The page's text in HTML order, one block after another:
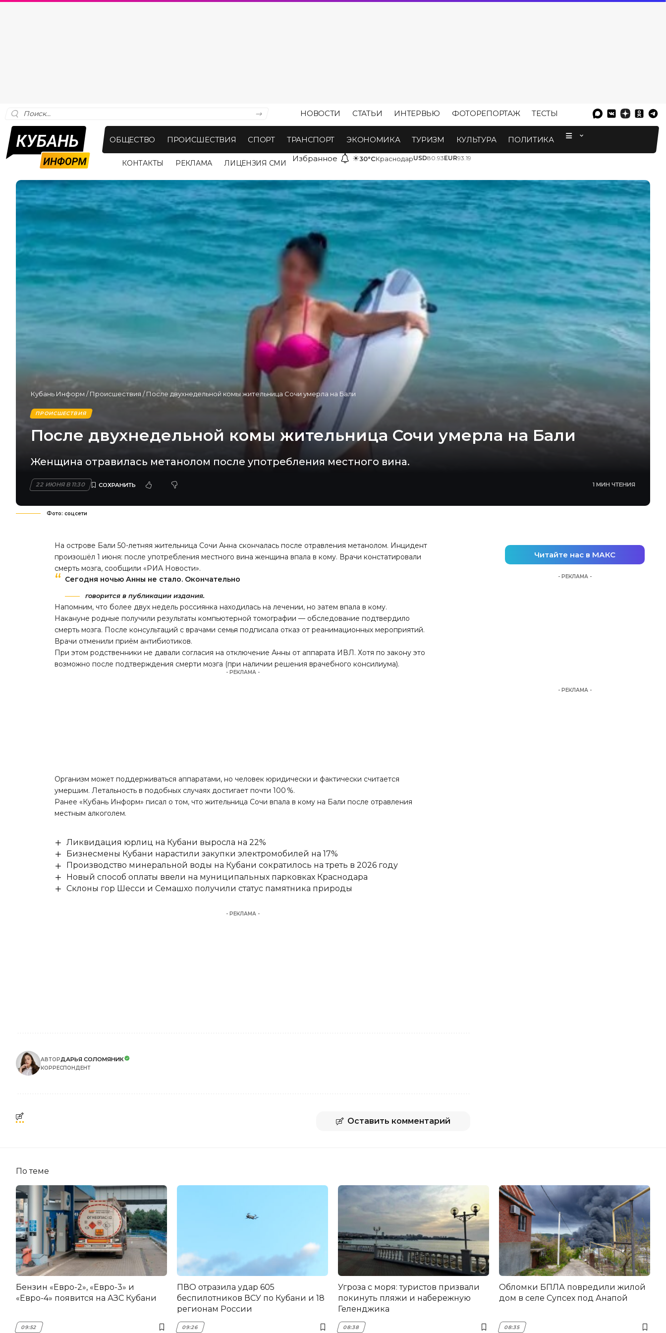
НОВОСТИ СТАТЬИ ИНТЕРВЬЮ ФОТОРЕПОРТАЖ ТЕСТЫ
ОБЩЕСТВО ПРОИСШЕСТВИЯ СПОРТ ТРАНСПОРТ ЭКОНОМИКА ТУРИЗМ КУЛЬТУРА ПОЛИТИКА
КОНТАКТЫ РЕКЛАМА ЛИЦЕНЗИЯ СМИ Избранное ☀30°CКраснодарUSD80.93EUR93.19
Кубань Информ /Происшествия /После двухнедельной комы жительница Сочи умерла на Бали
ПРОИСШЕСТВИЯ
После двухнедельной комы жительница Сочи умерла на Бали
Женщина отравилась метанолом после употребления местного вина.
22 ИЮНЯ В 11:30 1 МИН ЧТЕНИЯ
Фото: соцсети
На острове Бали 50-летняя жительница Сочи Анна скончалась после отравления метанолом. Инцидент
произошёл 1 июня: после употребления местного вина женщина впала в кому. Врачи констатировали
смерть мозга, сообщили « РИА Новости».
Сегодня ночью Анны не стало. Окончательно
говорится в публикации издания.
Напомним, что более двух недель россиянка находилась на лечении, но затем впала в кому.
Накануне родные получили результаты компьютерной томографии — обследование подтвердило
смерть мозга. После консультаций с врачами семья подписала отказ от реанимационных мероприятий.
Врачи отменили приём антибиотиков.
При этом родственники не давали согласия на отключение Анны от аппарата ИВЛ. Хотя по закону это
возможно после подтверждения смерти мозга (при наличии решения врачебного консилиума).
- РЕКЛАМА -
Организм может поддерживаться аппаратами, но человек юридически и фактически считается
умершим. Летальность в подобных случаях достигает почти 100 %.
Ранее «Кубань Информ» писал о том, чтожительница Сочи впала в кому на Бали после отравления
местным алкоголем.
Ликвидация юрлиц на Кубани выросла на 22%
Бизнесмены Кубани нарастили закупки электромобилей на 17%
Производство минеральной воды на Кубани сократилось на треть в 2026 году
Новый способ оплаты ввели на муниципальных парковках Краснодара
Склоны гор Шесси и Семашхо получили статус памятника природы
- РЕКЛАМА -
АВТОРДАРЬЯ СОЛОМЯНИК
КОРРЕСПОНДЕНТ
Оставить комментарий
Читайте нас в МАКС
- РЕКЛАМА -
- РЕКЛАМА -
По теме
Бензин «Евро-2», «Евро-3» и
«Евро-4» появится на АЗС Кубани
09:52
ПВО отразила удар 605
беспилотников ВСУ по Кубани и 18
регионам России
09:26
Угроза с моря: туристов призвали
покинуть пляжи и набережную
Геленджика
08:38
Обломки БПЛА повредили жилой
дом в селе Супсех под Анапой
08:35